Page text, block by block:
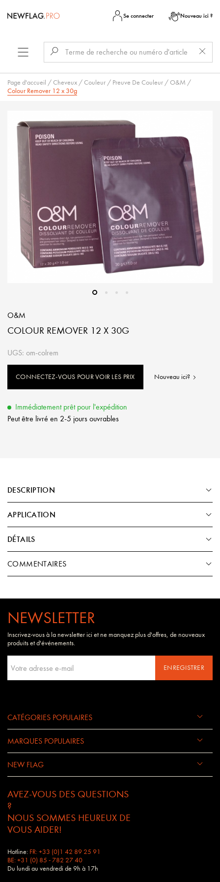
Se connecter Nouveau ici ?
Page d'accueil /Cheveux /Couleur / Preuve De Couleur /O&M /
Colour Remover 12 x 30g
O&M
COLOUR REMOVER 12 X 30G
UGS: om-colrem
CONNECTEZ-VOUS POUR VOIR LES PRIX Nouveau ici?
Immédiatement prêt pour l'expédition
Peut être livré en 2-5 jours ouvrables
DESCRIPTION
APPLICATION
DÉTAILS
COMMENTAIRES
NEWSLETTER
Inscrivez-vous à la newsletter ici et ne manquez plus d'offres, de nouveaux
produits et d'événements.
ENREGISTRER
CATÉGORIES POPULAIRES
MARQUES POPULAIRES
NEW FLAG
AVEZ-VOUS DES QUESTIONS
?
NOUS SOMMES HEUREUX DE
VOUS AIDER!
Hotline: FR: +33 (0)1 42 89 25 91
BE: +31 (0) 85 - 782 27 40
Du lundi au vendredi de 9h à 17h